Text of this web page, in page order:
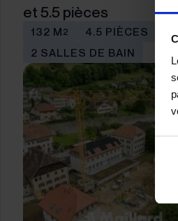
et 5.5 pièces
132 M2
4.5 PIÈCES
2 SALLES DE BAIN